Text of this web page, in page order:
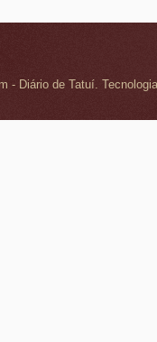
- Diário de Tatuí.